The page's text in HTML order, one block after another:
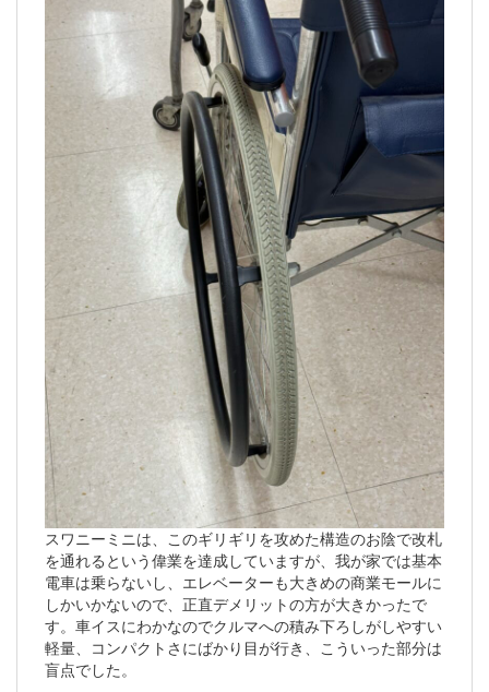
スワニーミニは、このギリギリを攻めた構造のお陰で改札
を通れるという偉業を達成していますが、我が家では基本
電車は乗らないし、エレベーターも大きめの商業モールに
しかいかないので、正直デメリットの方が大きかったで
す。車イスにわかなのでクルマへの積み下ろしがしやすい
軽量、コンパクトさにばかり目が行き、こういった部分は
盲点でした。